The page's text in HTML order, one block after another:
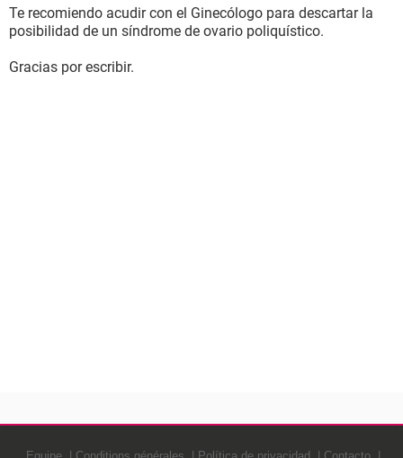
Te recomiendo acudir con el Ginecólogo para descartar la
posibilidad de un síndrome de ovario poliquístico.
Gracias por escribir.